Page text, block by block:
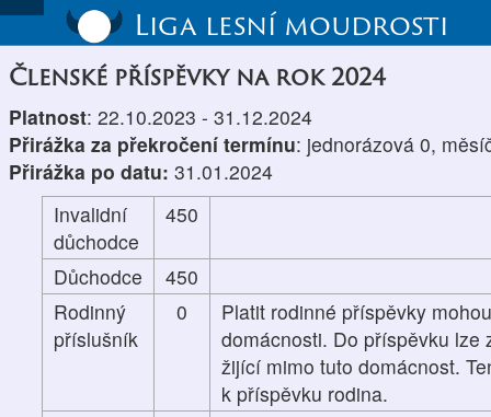
Liga lesní moudrosti
Členské příspěvky na rok 2024
Platnost: 22.10.2023 - 31.12.2024
Přirážka za překročení termínu: jednorázová 0,
Přirážka po datu: 31.01.2024
Invalidní
důchodce
450
Důchodce
450
Rodinný
příslušník
0
Platit rodinné příspěvky
domácnosti. Do příspěvku lze
žijící mimo tuto domácnost.
k příspěvku rodina.